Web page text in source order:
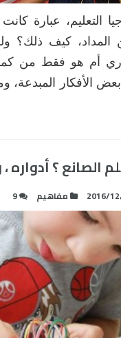
التعليم، عبارة
المداد، كيف ذلك؟
أم هو فقط من
الصانع ؟ أدواره
2016/ مفاهيم 9